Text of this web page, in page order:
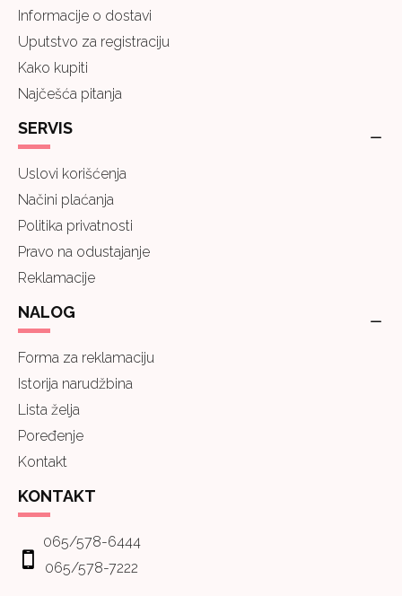
Informacije o dostavi
Uputstvo za registraciju
Kako kupiti
Najčešća pitanja
SERVIS
Uslovi korišćenja
Načini plaćanja
Politika privatnosti
Pravo na odustajanje
Reklamacije
NALOG
Forma za reklamaciju
Istorija narudžbina
Lista želja
Poređenje
Kontakt
KONTAKT
065/578-6444
065/578-7222